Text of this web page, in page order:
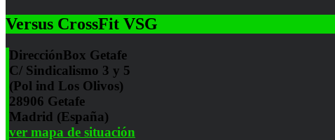
Versus CrossFit VSG
DirecciónBox Getafe
C/ Sindicalismo 3 y 5
(Pol ind Los Olivos)
28906 Getafe
Madrid (España)
ver mapa de situación